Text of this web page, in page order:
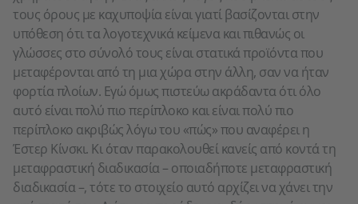
τους όρους με καχυποψία είναι γιατί βασίζονται στην
υπόθεση ότι τα λογοτεχνικά κείμενα και πιθανώς οι
γλώσσες στο σύνολό τους είναι στατικά προϊόντα που
μεταφέρονται από τη μια χώρα στην άλλη, σαν να ήταν
φορτία πλοίων. Εγώ όμως πιστεύω ακράδαντα ότι όλο
αυτό είναι πολύ πιο περίπλοκο και είναι πολύ πιο
περίπλοκο ακριβώς λόγω του «πώς» που αναφέρει η
Έστερ Κίνσκι. Κι όταν παρακολουθεί κανείς από κοντά τη
μεταφραστική διαδικασία – οποιαδήποτε μεταφραστική
διαδικασία –, τότε το στοιχείο αυτό αρχίζει να χάνει την